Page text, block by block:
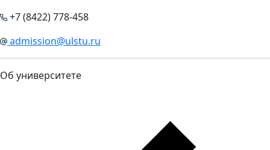
+7 (8422) 778-458
admission@ulstu.ru
Об университете